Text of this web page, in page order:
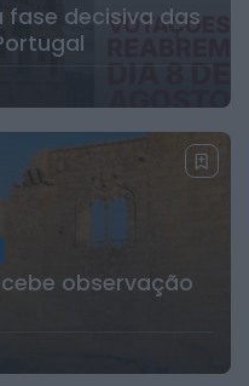
fase decisiva das
observação